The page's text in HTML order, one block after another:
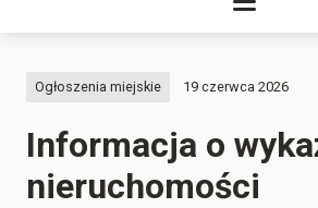
Ogłoszenia miejskie 19 czerwca 2026
Informacja o
nieruchomości